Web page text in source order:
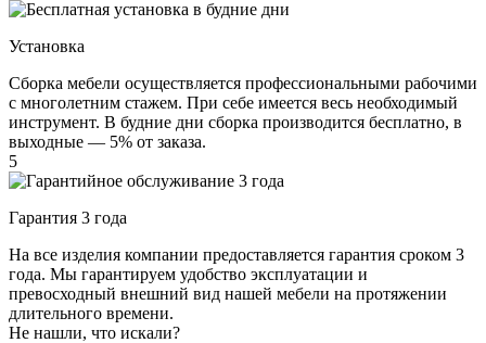
Установка
Сборка мебели осуществляется профессиональными рабочими
с многолетним стажем. При себе имеется весь необходимый
инструмент. В будние дни сборка производится бесплатно, в
выходные — 5% от заказа.
5
Гарантия 3 года
На все изделия компании предоставляется гарантия сроком 3
года. Мы гарантируем удобство эксплуатации и
превосходный внешний вид нашей мебели на протяжении
длительного времени.
Не нашли, что искали?